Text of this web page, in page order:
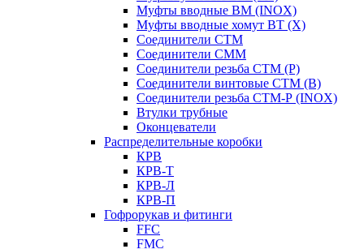
Муфты вводные ВМ (INOX)
Муфты вводные хомут ВТ (Х)
Соединители СТМ
Соединители СММ
Соединители резьба СТМ (Р)
Соединители винтовые СТМ (В)
Соединители резьба СТМ-Р (INOX)
Втулки трубные
Оконцеватели
Распределительные коробки
КРВ
КРВ-Т
КРВ-Л
КРВ-П
Гофрорукав и фитинги
FFC
FMC